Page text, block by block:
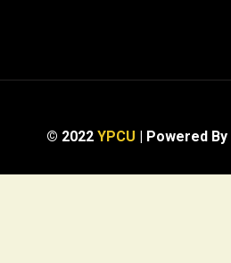
© 2022 YPCU | Powered By